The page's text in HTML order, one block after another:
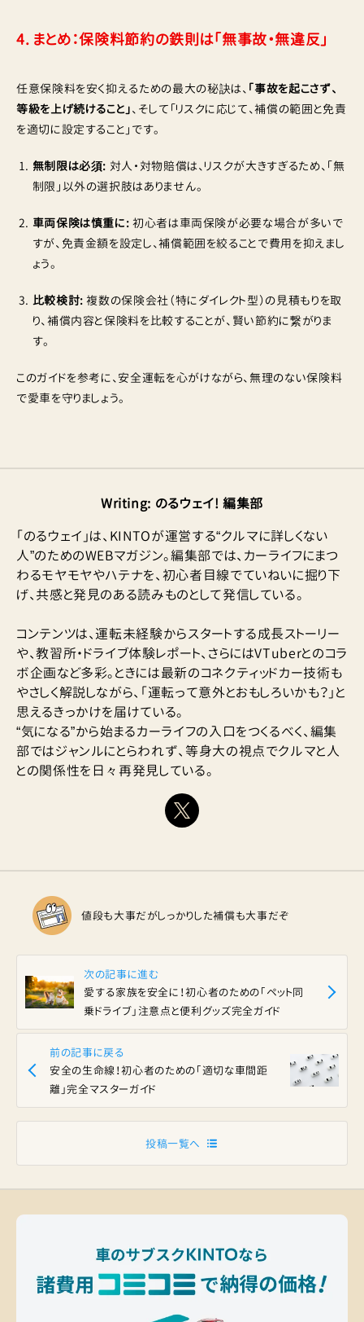
4. まとめ：保険料節約の鉄則は「無事故・無違反」
任意保険料を安く抑えるための最大の秘訣は、 「事故を起こさず、
等級を上げ続けること」、そして「リスクに応じて、補償の範囲と免責
を適切に設定すること」です。
無制限は必須: 対人・対物賠償は、リスクが大きすぎるため、「無
制限」以外の選択肢はありません。
車両保険は慎重に: 初心者は車両保険が必要な場合が多いで
すが、免責金額を設定し、補償範囲を絞ることで費用を抑えまし
ょう。
比較検討: 複数の保険会社（特にダイレクト型）の見積もりを取
り、補償内容と保険料を比較することが、賢い節約に繋がりま
す。
このガイドを参考に、安全運転を心がけながら、無理のない保険料
で愛車を守りましょう。
Writing: のるウェイ! 編集部
「のるウェイ」は、KINTOが運営する“クルマに詳しくない
人”のためのWEBマガジン。編集部では、カーライフにまつ
わるモヤモヤやハテナを、初心者目線でていねいに掘り下
げ、共感と発見のある読みものとして発信している。
コンテンツは、運転未経験からスタートする成長ストーリー
や、教習所・ドライブ体験レポート、さらにはVTuberとのコラ
ボ企画など多彩。ときには最新のコネクティッドカー技術も
やさしく解説しながら、「運転って意外とおもしろいかも？」と
思えるきっかけを届けている。
“気になる”から始まるカーライフの入口をつくるべく、編集
部ではジャンルにとらわれず、等身大の視点でクルマと人
との関係性を日々再発見している。
値段も大事だがしっかりした補償も大事だぞ
前の記事に戻る
安全の生命線！初心者のための「適切な車間距
離」完全マスターガイド
次の記事に進む
愛する家族を安全に！初心者のための「ペット同
乗ドライブ」注意点と便利グッズ完全ガイド
投稿一覧へ